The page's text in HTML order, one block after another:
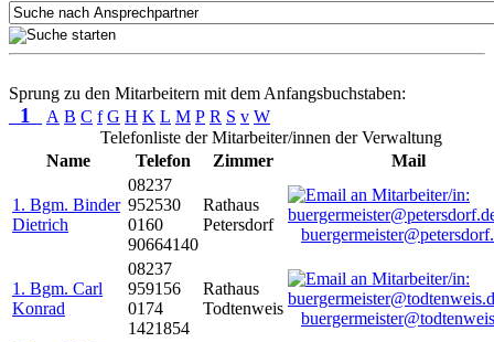
Sprung zu den Mitarbeitern mit dem Anfangsbuchstaben:
1 A B C f G H K L M P R S v W
Telefonliste der Mitarbeiter/innen der Verwaltung
Name
Telefon Zimmer Mail
1. Bgm. Binder
Dietrich
08237
952530
0160
90664140
Rathaus
Petersdorf
1. Bgm. Carl
Konrad
08237
959156
0174
1421854
Rathaus
Todtenweis